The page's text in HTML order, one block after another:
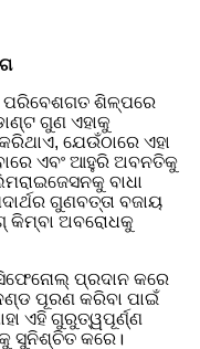
ପରିବେଶଗତ ଶିଳ୍ପରେ
ଗୁଣ ଏହାକୁ
ଯେଉଁଠାରେ ଏହା
ଏବଂ ଆହୁରି ଅବନତିକୁ
ବାଧା
ଗୁଣବତ୍ତା ବଜାୟ
କିମ୍ବା ଅବରୋଧକୁ
ପ୍ରଦାନ କରେ
ପୂରଣ କରିବା ପାଇଁ
ଏହି ଗୁରୁତ୍ୱପୂର୍ଣ୍ଣ
ସୁନିଶ୍ଚିତ କରେ।